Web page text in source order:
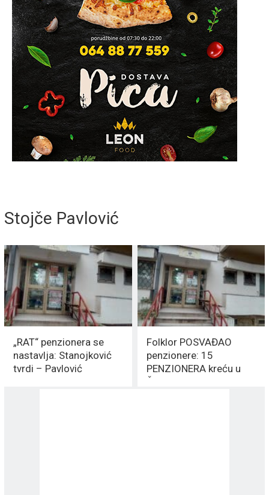
Stojče Pavlović
„RAT“ penzionera se
nastavlja: Stanojković
tvrdi – Pavlović
Folklor POSVAĐAO
penzionere: 15
PENZIONERA kreću u
ŠTRAJK glađu